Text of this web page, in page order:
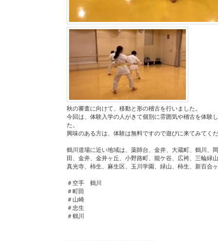
秋の審査に向けて、移動と形の稽古を行いました。
今回は、体験入学の人がきて個別に雰囲気や稽古を体験
た。
興味のある方は、体験は無料ですので遊びに来てみてく
鶴川道場に近い地域は、薬師台、金井、大蔵町、鶴川、
田、金井、金井ヶ丘、小野路町、能ケ谷、広袴、三輪緑
真光寺、柿生、麻生区、玉川学園、緑山、柿生、新百合
＃空手 鶴川
＃町田
＃山崎
＃忠生
＃鶴川